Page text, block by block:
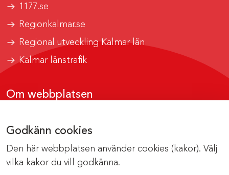
Godkänn cookies
Den här webbplatsen använder cookies (kakor). Välj
vilka kakor du vill godkänna.
1177.se
Regionkalmar.se
Regional utveckling Kalmar län
Kalmar länstrafik
Om webbplatsen
Om cookies
Kontakta webbredaktionen